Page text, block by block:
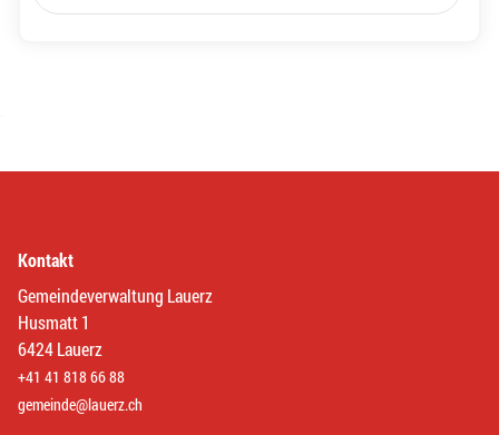
Kontakt
Gemeindeverwaltung Lauerz
Husmatt 1
6424 Lauerz
+41 41 818 66 88
gemeinde@lauerz.ch